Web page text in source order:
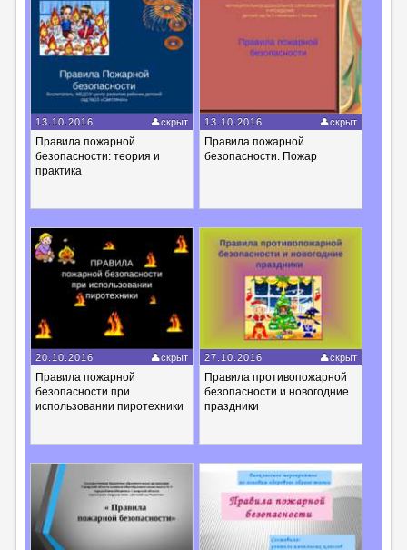
13.10.2016 скрыт
Правила пожарной
безопасности: теория и
практика
13.10.2016 скрыт
Правила пожарной
безопасности. Пожар
20.10.2016 скрыт
Правила пожарной
безопасности при
использовании пиротехники
27.10.2016 скрыт
Правила противопожарной
безопасности и новогодние
праздники